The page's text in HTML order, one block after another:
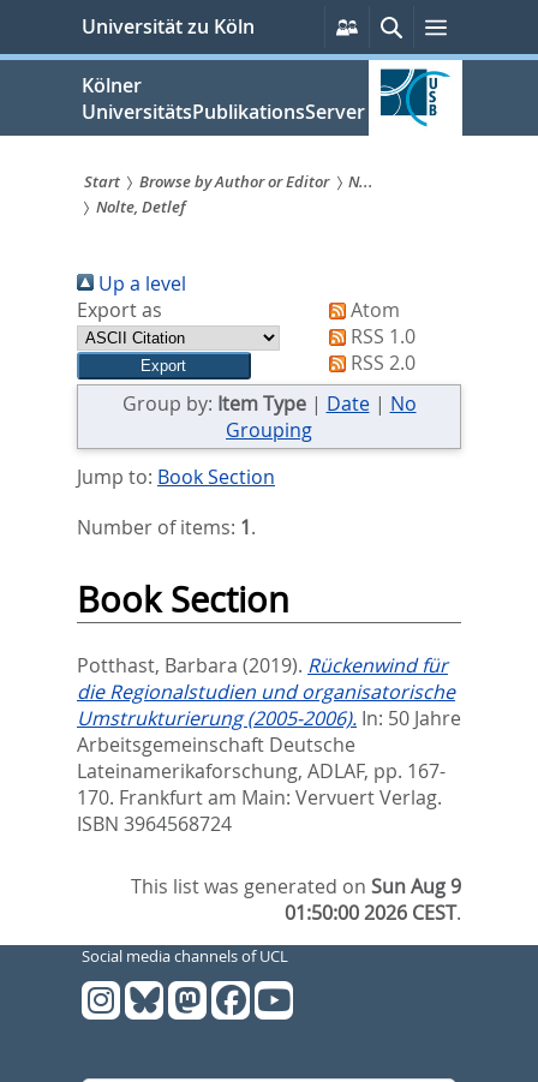
springen
Universität zu Köln
Persönliche
Services
SucheMenü
Kölner
UniversitätsPublikationsServer
Sie
sind
hier:
Start Browse by Author or Editor
N...
Nolte, Detlef
Up a level
Export as
Atom
RSS 1.0
RSS 2.0
Group by: Item Type| Date| No
Grouping
Jump to: Book Section
Number of items: 1.
Book Section
Potthast, Barbara (2019). Rückenwind für
die Regionalstudien und organisatorische
Umstrukturierung (2005-2006). In: 50 Jahre
Arbeitsgemeinschaft Deutsche
Lateinamerikaforschung, ADLAF, pp. 167-
170. Frankfurt am Main: Vervuert Verlag.
ISBN 3964568724
This list was generated onSun Aug 9
01:50:00 2026 CEST.
Social media channels of UCL